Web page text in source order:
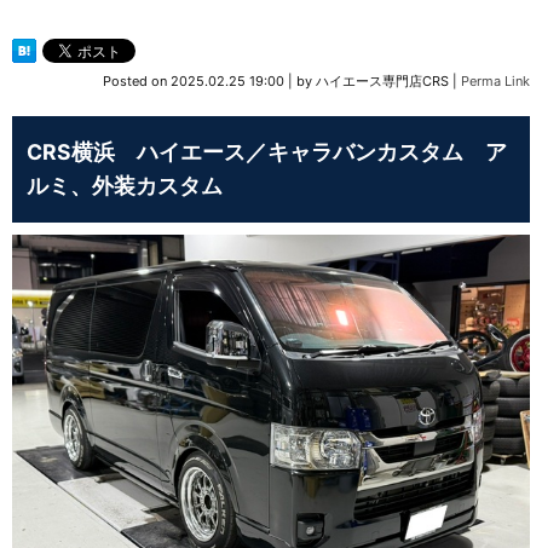
Posted on 2025.02.25 19:00 by ハイエース専門店CRS Perma Link
CRS横浜 ハイエース／キャラバンカスタム ア
ルミ、外装カスタム